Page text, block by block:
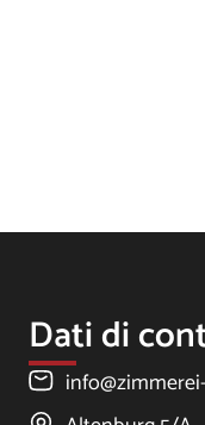
Dati di